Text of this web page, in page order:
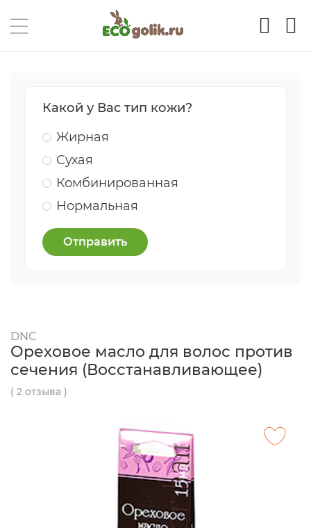
Какой у Вас тип кожи?
Жирная
Сухая
Комбинированная
Нормальная
Отправить
DNC
Ореховое масло для волос против
сечения (Восстанавливающее)
( 2 отзыва )